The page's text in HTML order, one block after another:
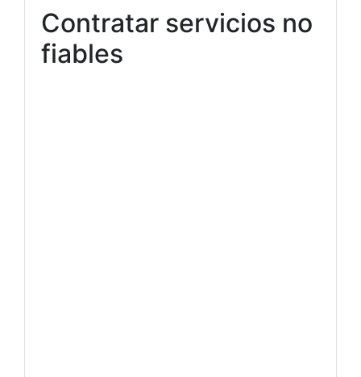
Contratar servicios no
fiables